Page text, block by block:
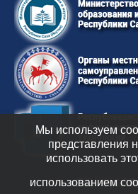
ГКУ
Мы используем
представления
использовать
использованием